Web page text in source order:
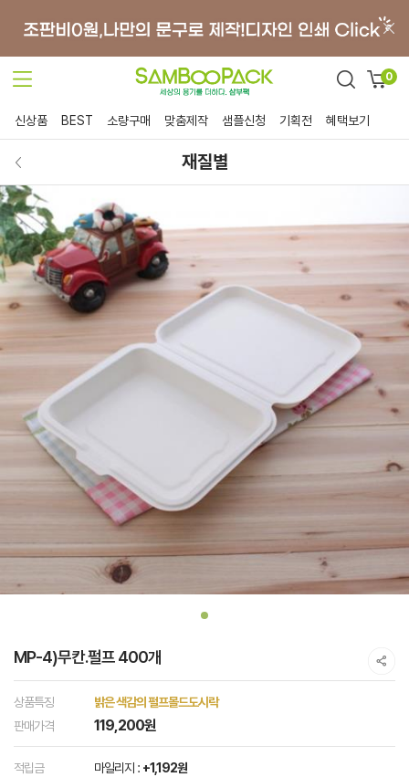
0
신상품 BEST 소량구매 맞춤제작 샘플신청 기획전 혜택보기
재질별
MP-4)무칸.펄프 400개
상품특징
밝은 색감의 펄프몰드도시락
판매가격
119,200원
적립금 마일리지 : +1,192원